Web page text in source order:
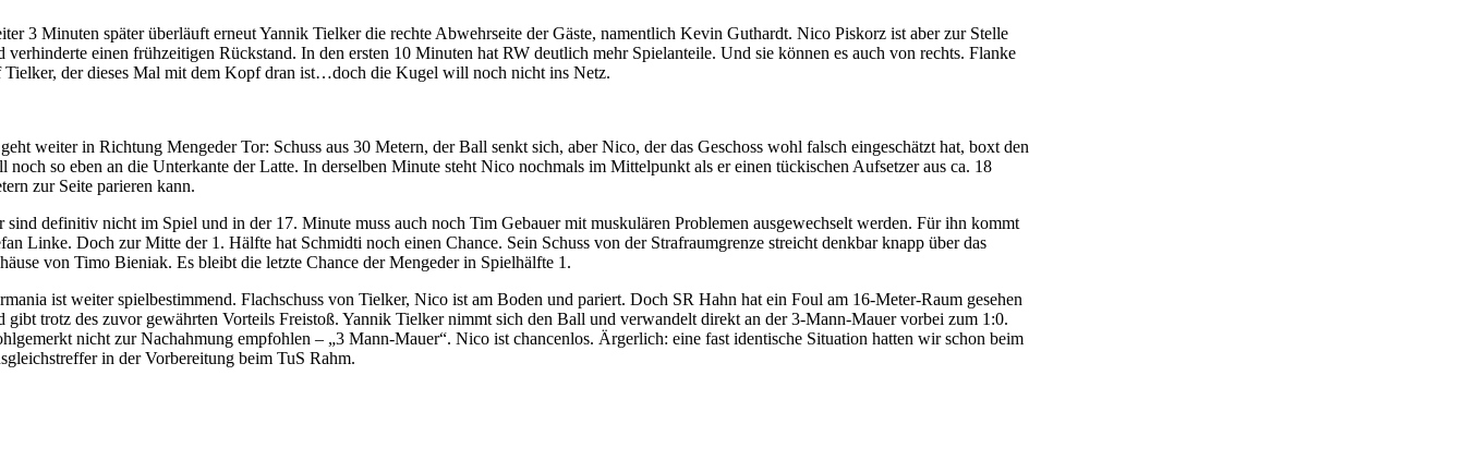
3 Minuten später überläuft erneut Yannik Tielker die rechte Abwehrseite der Gäste, namentlich Kevin Guthardt. Nico Piskorz ist aber zur Stelle
verhinderte einen frühzeitigen Rückstand. In den ersten 10 Minuten hat RW deutlich mehr Spielanteile. Und sie können es auch von rechts. Flanke
Tielker, der dieses Mal mit dem Kopf dran ist…doch die Kugel will noch nicht ins Netz.
weiter in Richtung Mengeder Tor: Schuss aus 30 Metern, der Ball senkt sich, aber Nico, der das Geschoss wohl falsch eingeschätzt hat, boxt den
noch so eben an die Unterkante der Latte. In derselben Minute steht Nico nochmals im Mittelpunkt als er einen tückischen Aufsetzer aus ca. 18
zur Seite parieren kann.
sind definitiv nicht im Spiel und in der 17. Minute muss auch noch Tim Gebauer mit muskulären Problemen ausgewechselt werden. Für ihn kommt
Linke. Doch zur Mitte der 1. Hälfte hat Schmidti noch einen Chance. Sein Schuss von der Strafraumgrenze streicht denkbar knapp über das
von Timo Bieniak. Es bleibt die letzte Chance der Mengeder in Spielhälfte 1.
ist weiter spielbestimmend. Flachschuss von Tielker, Nico ist am Boden und pariert. Doch SR Hahn hat ein Foul am 16-Meter-Raum gesehen
gibt trotz des zuvor gewährten Vorteils Freistoß. Yannik Tielker nimmt sich den Ball und verwandelt direkt an der 3-Mann-Mauer vorbei zum 1:0.
nicht zur Nachahmung empfohlen – „3 Mann-Mauer“. Nico ist chancenlos. Ärgerlich: eine fast identische Situation hatten wir schon beim
in der Vorbereitung beim TuS Rahm.